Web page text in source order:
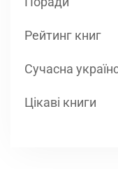
Рейтинг книг
Сучасна
Цікаві книги